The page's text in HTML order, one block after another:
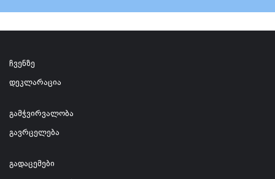
ჩვენზე
დეკლარაცია
გამჭვირვალობა
გავრცელება
გადაცემები